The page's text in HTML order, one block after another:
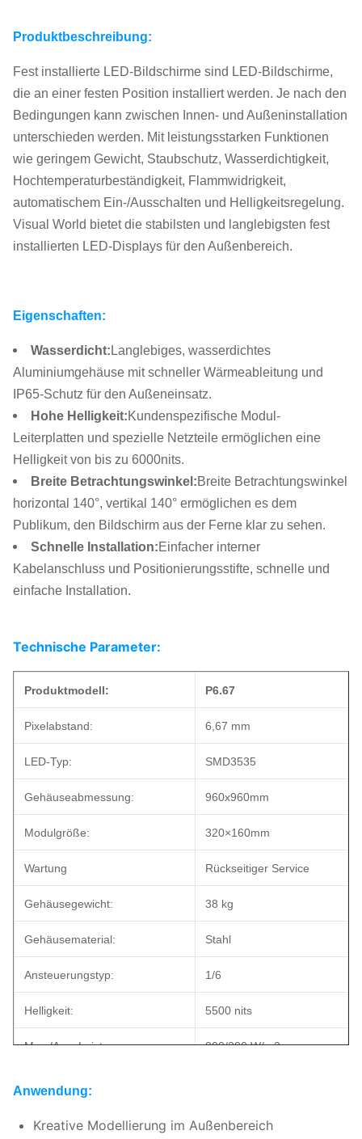
Produktbeschreibung:
Fest installierte LED-Bildschirme sind LED-Bildschirme,
die an einer festen Position installiert werden. Je nach den
Bedingungen kann zwischen Innen- und Außeninstallation
unterschieden werden. Mit leistungsstarken Funktionen
wie geringem Gewicht, Staubschutz, Wasserdichtigkeit,
Hochtemperaturbeständigkeit, Flammwidrigkeit,
automatischem Ein-/Ausschalten und Helligkeitsregelung.
Visual World bietet die stabilsten und langlebigsten fest
installierten LED-Displays für den Außenbereich.
Eigenschaften:
Wasserdicht: Langlebiges, wasserdichtes
Aluminiumgehäuse mit schneller Wärmeableitung und
IP65-Schutz für den Außeneinsatz.
Hohe Helligkeit:Kundenspezifische Modul-
Leiterplatten und spezielle Netzteile ermöglichen eine
Helligkeit von bis zu 6000nits.
Breite Betrachtungswinkel :Breite Betrachtungswinkel
horizontal 140°, vertikal 140° ermöglichen es dem
Publikum, den Bildschirm aus der Ferne klar zu sehen.
Schnelle Installation:Einfacher interner
Kabelanschluss und Positionierungsstifte, schnelle und
einfache Installation.
Technische Parameter:
Produktmodell: P6.67
Pixelabstand: 6,67 mm
LED-Typ: SMD3535
Gehäuseabmessung: 960x960mm
Modulgröße: 320×160mm
Wartung Rückseitiger Service
Gehäusegewicht: 38 kg
Gehäusematerial: Stahl
Ansteuerungstyp: 1/6
Helligkeit: 5500 nits
Max./Avg. Leistung: 800/280 W/m2
Anwendung:
Kreative Modellierung im Außenbereich